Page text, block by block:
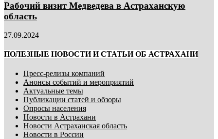
Рабочий визит Медведева в Астраханскую
область
27.09.2024
ПОЛЕЗНЫЕ НОВОСТИ И СТАТЬИ ОБ АСТРАХАНИ
Пресс-релизы компаний
Анонсы событий и мероприятий
Актуальные темы
Публикации статей и обзоры
Опросы населения
Новости в Астрахани
Новости Астраханская область
Новости в России